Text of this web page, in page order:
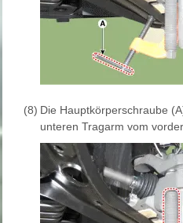
(8) Die Hauptkörperschraube
unteren Tragarm vom